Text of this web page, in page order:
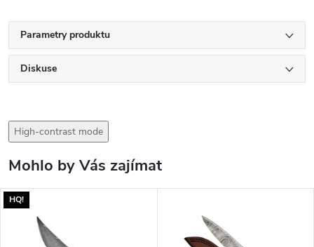
Parametry produktu
Diskuse
High-contrast mode
Mohlo by Vás zajímat
HQ!